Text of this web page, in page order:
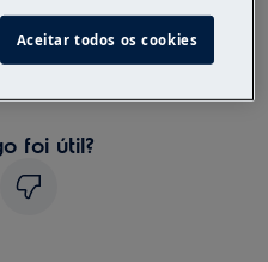
da porta
foi útil?
Aceitar todos os cookies